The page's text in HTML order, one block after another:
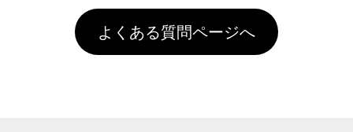
頂いても、ログインがされていなければ、ラン
クにカウントがされません。
害な性質で、水洗いで落とすことが可能です。
お手数ですが、お客様ご自身にて着用前に落と
していただけますようお願いいたします。※1
通常注文・直送機能でのご注文に関わらず、前
引」などによるお値引きで4,000円未満になる
場合は送料がかかりますので、ご注意くださ
い。
よくある質問ページへ